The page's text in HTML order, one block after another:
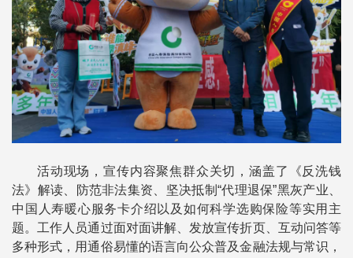
活动现场，宣传内容聚焦群众关切，涵盖了《反洗钱
法》解读、防范非法集资、坚决抵制“代理退保”黑灰产业、
中国人寿暖心服务卡介绍以及如何科学选购保险等实用主
题。工作人员通过面对面讲解、发放宣传折页、互动问答等
多种形式，用通俗易懂的语言向公众普及金融法规与常识，